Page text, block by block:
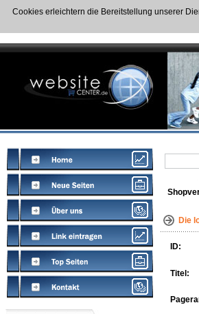
Cookies erleichtern die Bereitstellung unserer
Die
ID:
Titel: